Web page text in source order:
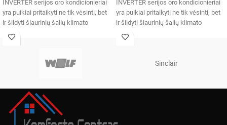
INVERTER serijos oro kondicionieriai
yra puikiai pritaikyti ne tik vėsinti, bet
ir šildyti šiaurinių šalių klimato
sąlygomis. Tarptautinė
INVERTER serijos oro kondicionieriai
yra puikiai pritaikyti ne tik vėsinti, bet
ir šildyti šiaurinių šalių klimato
sąlygomis. Tarptautinė
Sinclair